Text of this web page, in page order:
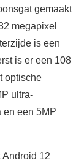
gemaakt
megapixel
is een
is er een 108
optische
ultra-
en een 5MP
Android 12